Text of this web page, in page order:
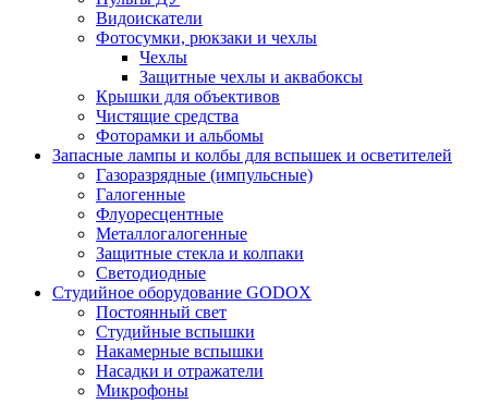
Видоискатели
Фотосумки, рюкзаки и чехлы
Чехлы
Защитные чехлы и аквабоксы
Крышки для объективов
Чистящие средства
Фоторамки и альбомы
Запасные лампы и колбы для вспышек и осветителей
Газоразрядные (импульсные)
Галогенные
Флуоресцентные
Металлогалогенные
Защитные стекла и колпаки
Светодиодные
Студийное оборудование GODOX
Постоянный свет
Студийные вспышки
Накамерные вспышки
Насадки и отражатели
Микрофоны